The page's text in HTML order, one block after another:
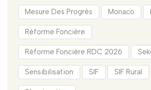
Mesure Des Progrès Monaco
Réforme Foncière
Réforme Foncière RDC 2026
Sensibilisation SIF SIF Rural